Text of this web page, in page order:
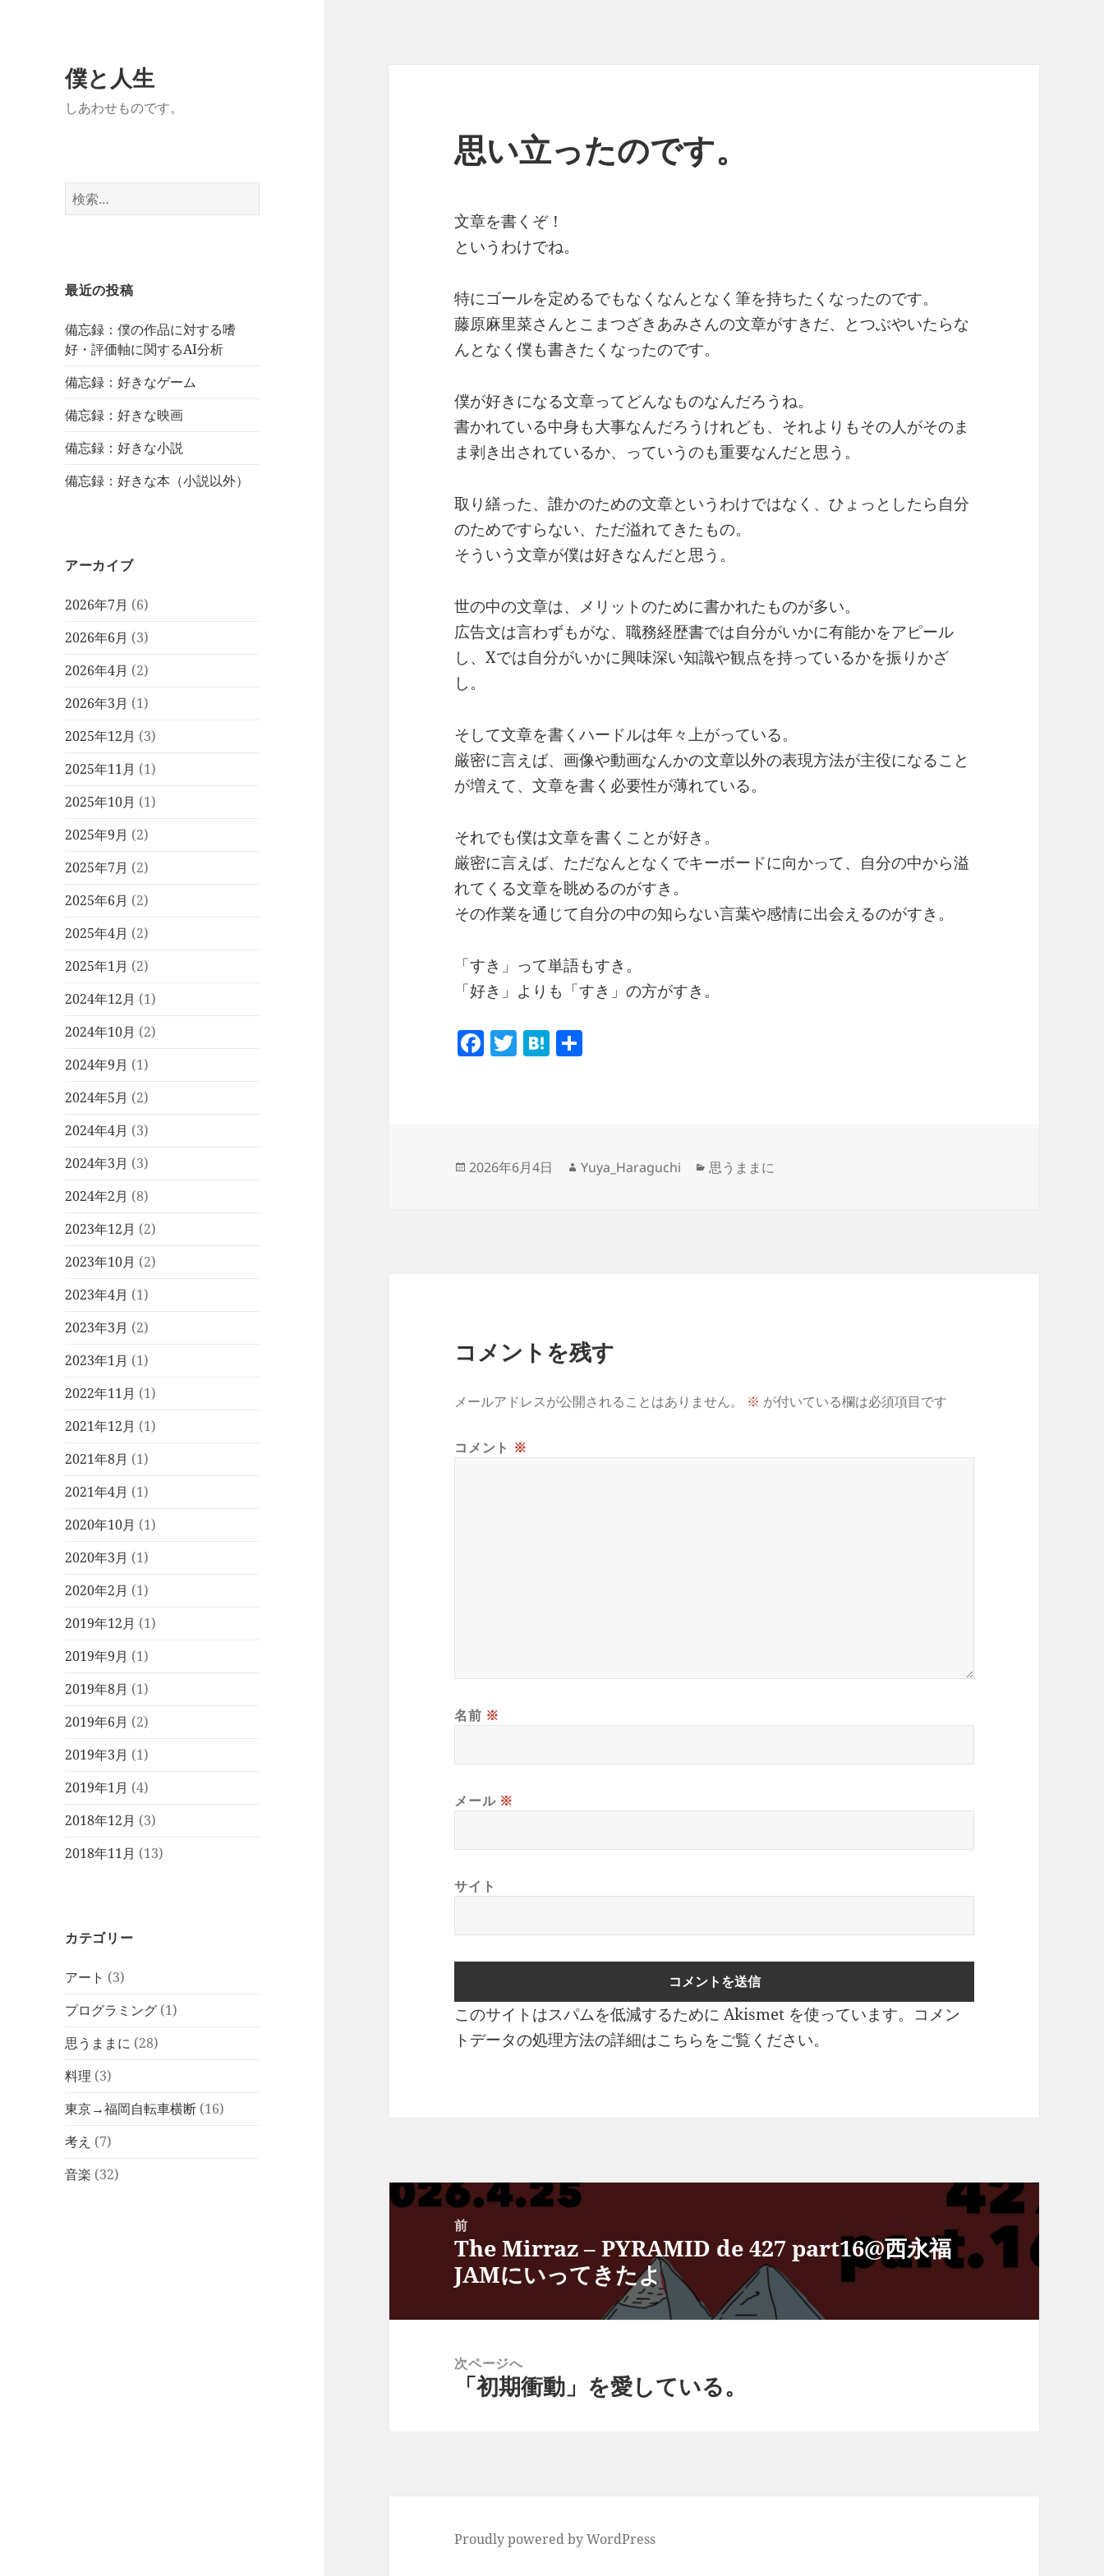
僕と人生
しあわせものです。
検
索:
最近の投稿
備忘録：僕の作品に対する嗜
好・評価軸に関するAI分析
備忘録：好きなゲーム
備忘録：好きな映画
備忘録：好きな小説
備忘録：好きな本（小説以外）
アーカイブ
2026年7月 (6)
2026年6月 (3)
2026年4月 (2)
2026年3月 (1)
2025年12月 (3)
2025年11月 (1)
2025年10月 (1)
2025年9月 (2)
2025年7月 (2)
2025年6月 (2)
2025年4月 (2)
2025年1月 (2)
2024年12月 (1)
2024年10月 (2)
2024年9月 (1)
2024年5月 (2)
2024年4月 (3)
2024年3月 (3)
2024年2月 (8)
2023年12月 (2)
2023年10月 (2)
2023年4月 (1)
2023年3月 (2)
2023年1月 (1)
2022年11月 (1)
2021年12月 (1)
2021年8月 (1)
2021年4月 (1)
2020年10月 (1)
2020年3月 (1)
2020年2月 (1)
2019年12月 (1)
2019年9月 (1)
2019年8月 (1)
2019年6月 (2)
2019年3月 (1)
2019年1月 (4)
2018年12月 (3)
2018年11月 (13)
カテゴリー
アート (3)
プログラミング (1)
思うままに (28)
料理 (3)
東京→福岡自転車横断 (16)
考え (7)
音楽 (32)
思い立ったのです。
文章を書くぞ！
というわけでね。
特にゴールを定めるでもなくなんとなく筆を持ちたくなったのです。
藤原麻里菜さんとこまつざきあみさんの文章がすきだ、とつぶやいたらな
んとなく僕も書きたくなったのです。
僕が好きになる文章ってどんなものなんだろうね。
書かれている中身も大事なんだろうけれども、それよりもその人がそのま
ま剥き出されているか、っていうのも重要なんだと思う。
取り繕った、誰かのための文章というわけではなく、ひょっとしたら自分
のためですらない、ただ溢れてきたもの。
そういう文章が僕は好きなんだと思う。
世の中の文章は、メリットのために書かれたものが多い。
広告文は言わずもがな、職務経歴書では自分がいかに有能かをアピール
し、Xでは自分がいかに興味深い知識や観点を持っているかを振りかざ
し。
そして文章を書くハードルは年々上がっている。
厳密に言えば、画像や動画なんかの文章以外の表現方法が主役になること
が増えて、文章を書く必要性が薄れている。
それでも僕は文章を書くことが好き。
厳密に言えば、ただなんとなくでキーボードに向かって、自分の中から溢
れてくる文章を眺めるのがすき。
その作業を通じて自分の中の知らない言葉や感情に出会えるのがすき。
「すき」って単語もすき。
「好き」よりも「すき」の方がすき。
F
o
T H
投
2026年6月4日
作
Yuya_Haraguchi
カ
思うままに
コメントを残す
メールアドレスが公開されることはありません。 ※ が付いている欄は必須項目です
コメント ※
名前 ※
メール ※
サイト
このサイトはスパムを低減するために Akismet を使っています。
コメン
トデータの処理方法の詳細はこちらをご覧ください。
投
ー
前
前
の
稿:
The Mirraz – PYRAMID de 427 part16@西永福
JAMにいってきたよ
次ページへ
次「初期衝動」を愛している。
Proudly powered by WordPress